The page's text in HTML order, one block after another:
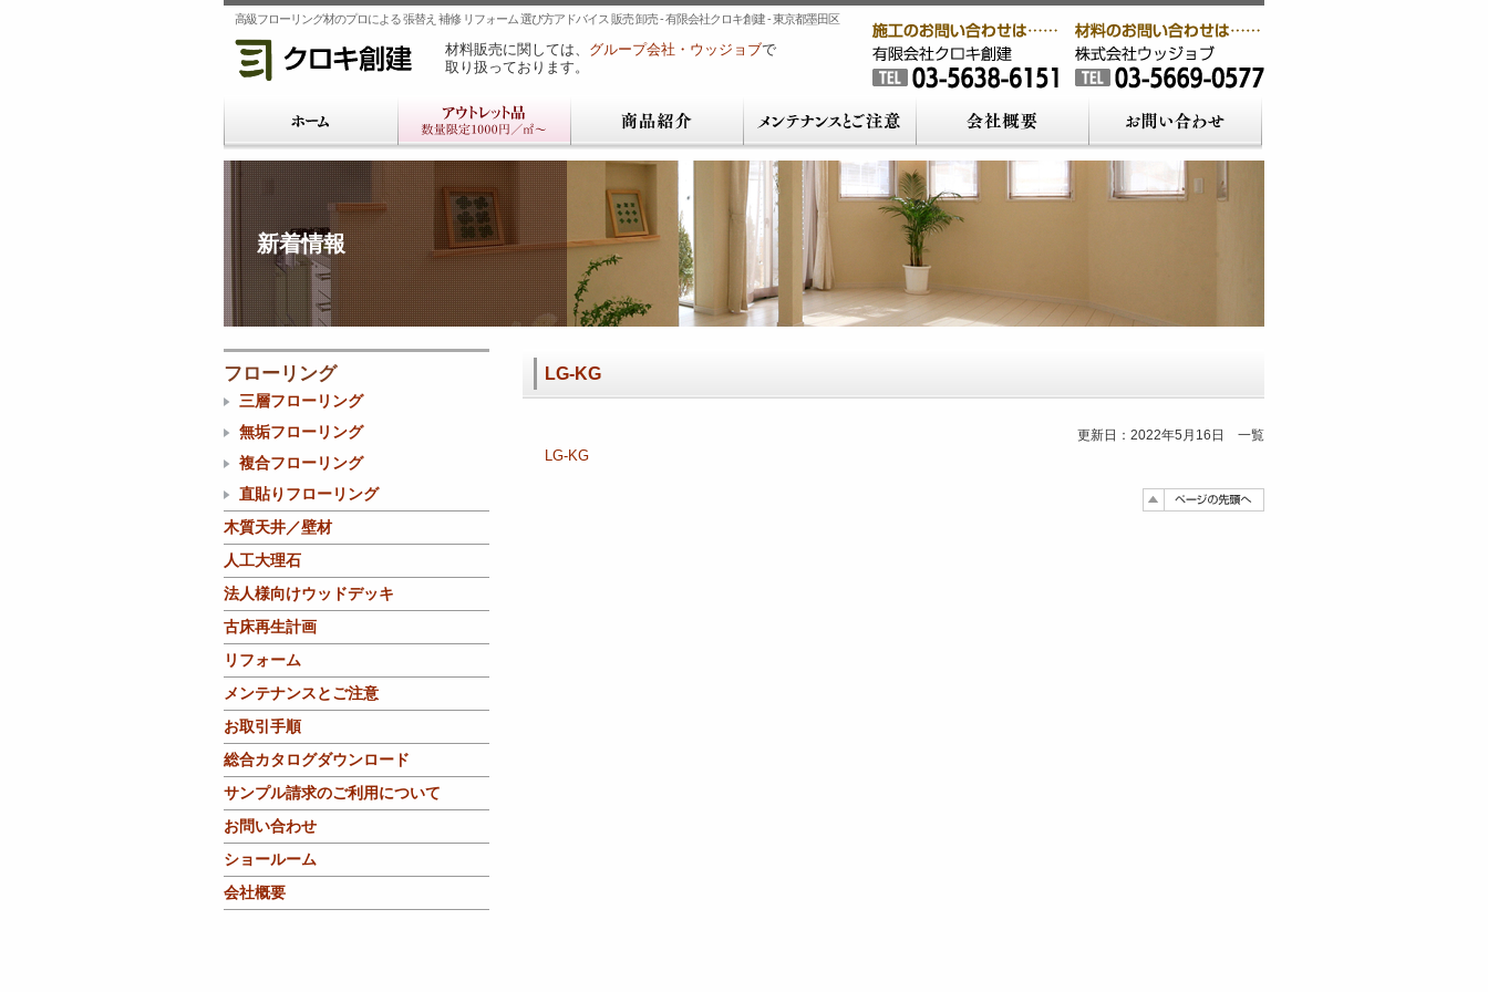
高級フローリング材のプロによる 張替え 補修 リフォーム 選び方アドバイス 販売 卸売 - 有限会社クロキ創建 - 東京都墨田区
材料販売に関しては、 グループ会社・ウッジョブで
取り扱っております。
新着情報
LG-KG
更新日：2022年5月16日 一覧
LG-KG
フローリング
三層フローリング
無垢フローリング
複合フローリング
直貼りフローリング
木質天井／壁材
人工大理石
法人様向けウッドデッキ
古床再生計画
リフォーム
メンテナンスとご注意
お取引手順
総合カタログダウンロード
サンプル請求のご利用について
お問い合わせ
ショールーム
会社概要